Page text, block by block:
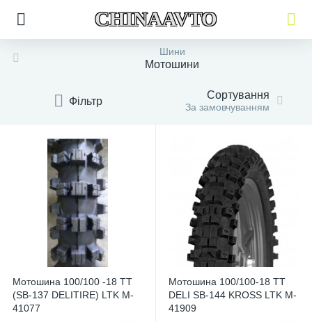
CHINAAVTO
Шини
Мотошини
Фільтр Сортування
За замовчуванням
Мотошина 100/100 -18 TT
(SB-137 DELITIRE) LTK M-
41077
Мотошина 100/100-18 TT
DELI SB-144 KROSS LTK M-
41909